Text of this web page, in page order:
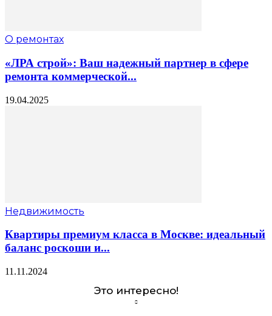
О ремонтах
«ЛРА строй»: Ваш надежный партнер в сфере
ремонта коммерческой...
19.04.2025
Недвижимость
Квартиры премиум класса в Москве: идеальный
баланс роскоши и...
11.11.2024
Это интересно!